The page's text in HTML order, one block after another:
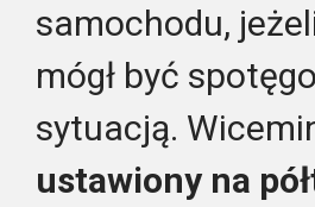
samochodu,
mógł być
sytuacją.
ustawiony na